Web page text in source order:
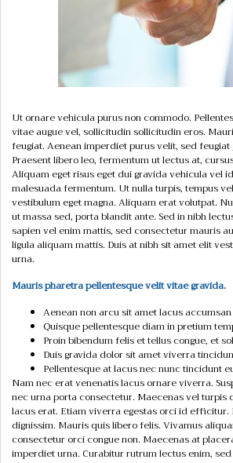
Ut ornare vehicula purus non commodo.
vitae augue vel, sollicitudin sollicitudin eros.
feugiat. Aenean imperdiet purus velit, sed
Praesent libero leo, fermentum ut lectus at,
Aliquam eget risus eget dui gravida vehicula vel
malesuada fermentum. Ut nulla turpis, tempus
vestibulum eget magna. Aliquam erat volutpat.
ut massa sed, porta blandit ante. Sed in nibh
sapien vel enim mattis, sed consectetur mauris
ligula aliquam mattis. Duis at nibh sit amet elit
urna.
Mauris pharetra pellentesque velit vitae gravida.
Aenean non arcu sit amet lacus
Quisque pellentesque diam in pretium
Proin bibendum felis et tellus congue, et
Duis gravida dolor sit amet viverra
Pellentesque at lacus nec nunc tincidunt
Nam nec erat venenatis lacus ornare viverra.
nec urna porta consectetur. Maecenas vel turpis
lacus erat. Etiam viverra egestas orci id efficitur.
dignissim. Mauris quis libero felis. Vivamus
consectetur orci congue non. Maecenas at
imperdiet urna. Curabitur rutrum lectus enim,